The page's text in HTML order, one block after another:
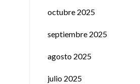
octubre 2025
septiembre 2025
agosto 2025
julio 2025